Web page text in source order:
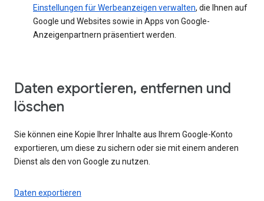
Einstellungen für Werbeanzeigen verwalten, die Ihnen auf
Google und Websites sowie in Apps von Google-
Anzeigenpartnern präsentiert werden.
Daten exportieren, entfernen und
löschen
Sie können eine Kopie Ihrer Inhalte aus Ihrem Google-Konto
exportieren, um diese zu sichern oder sie mit einem anderen
Dienst als den von Google zu nutzen.
Daten exportieren